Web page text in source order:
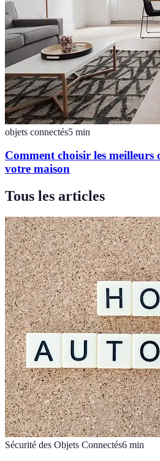
objets connectés5 min
Comment choisir les meilleurs
votre maison
Tous les articles
Sécurité des Objets Connectés6 min